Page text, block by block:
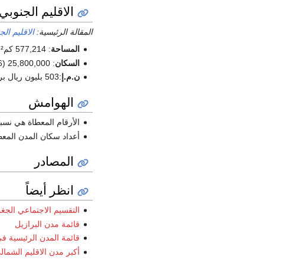
الاقليم الجنوبي
المقالة الرئيسية:الاقليم
المساحة: 577,214 كم² (6.75%)
السكان: 25,800,000 (43,46 شخص/كم², 12.5%)
ن.م.إ :503 بليون ريال برازيلي/ 313,8 بليون دولار أمريكي(2008; ~15%)
الهوامش
الأرقام المعطاة هي
أعداد سكان المدن
المصادر
انظر أيضاً
التقسيم الاجتماعي
قائمة مدن البرازيل
قائمة المدن الرئيسية
أكبر مدن الاقليم